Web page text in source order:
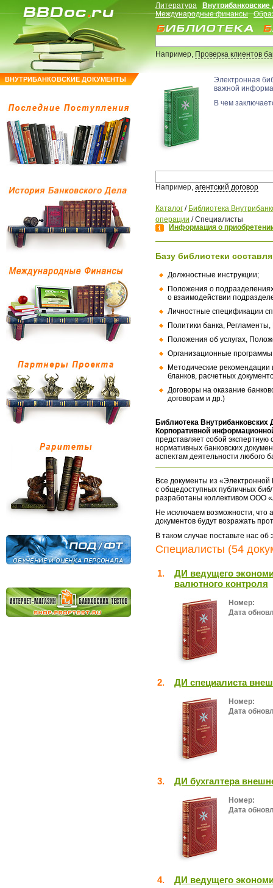
ВНУТРИБАНКОВСКИЕ ДОКУМЕНТЫ
Литература
Международные финансы
Например,Проверка клиентов
Электронная
важной
В чем
Например, агентский договор
Каталог / Библиотека
операции /Специалисты
Информация о
Базу библиотеки
Должностные инструкции;
Положения о
о взаимодействии
Личностные спецификации
Политики банка,
Положения об услугах,
Организационные
Методические
бланков, расчетных
Договоры на оказание
договорам и др.)
Библиотека
Корпоративной
представляет собой экспертную
нормативных банковских
аспектам деятельности любого
Все документы из «Электронной
с общедоступных публичных
разработаны коллективом ООО
Не исключаем возможности, что
документов будут возражать
В таком случае поставьте нас
Специалисты (54
1.
ДИ ведущего
валютного контроля
Номер:
Дата
2. ДИ специалиста
Номер:
Дата
3. ДИ бухгалтера
Номер:
Дата
4. ДИ ведущего